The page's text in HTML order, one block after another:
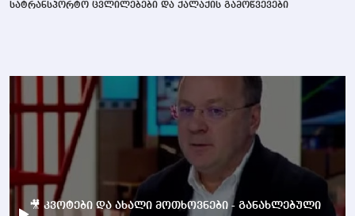
სატრანსპორტო ცვლილებები და ქალაქის გამოწვევები
🎥 კვოტები და ახალი მოთხოვნები - განახლებული